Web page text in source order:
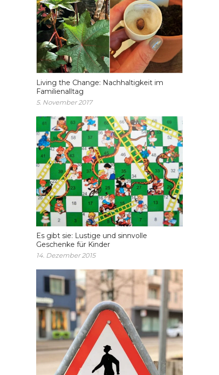
Living the Change: Nachhaltigkeit im
Familienalltag
5. November 2017
Es gibt sie: Lustige und sinnvolle
Geschenke für Kinder
14. Dezember 2015